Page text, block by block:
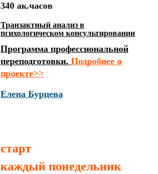
340 ак.часов
Транзактный анализ в
психологическом консультировании
Программа профессиональной
переподготовки. Подробнее о
проекте>>
Елена Бурцева
старт
каждый понедельник